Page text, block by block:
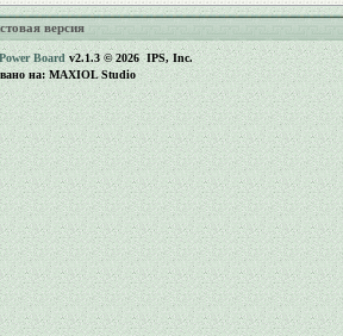
версия
Boardv2.1.3 © 2026 IPS, Inc.
на: MAXIOL Studio